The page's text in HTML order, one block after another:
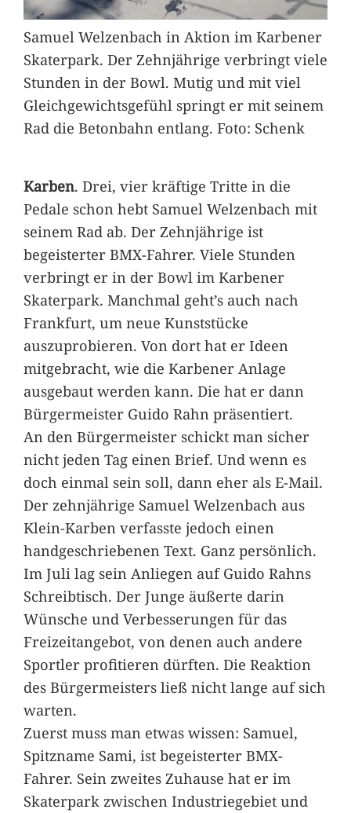
Samuel Welzenbach in Aktion im Karbener
Skaterpark. Der Zehnjährige verbringt viele
Stunden in der Bowl. Mutig und mit viel
Gleichgewichtsgefühl springt er mit seinem
Rad die Betonbahn entlang. Foto: Schenk
Karben. Drei, vier kräftige Tritte in die
Pedale schon hebt Samuel Welzenbach mit
seinem Rad ab. Der Zehnjährige ist
begeisterter BMX-Fahrer. Viele Stunden
verbringt er in der Bowl im Karbener
Skaterpark. Manchmal geht’s auch nach
Frankfurt, um neue Kunststücke
auszuprobieren. Von dort hat er Ideen
mitgebracht, wie die Karbener Anlage
ausgebaut werden kann. Die hat er dann
Bürgermeister Guido Rahn präsentiert.
An den Bürgermeister schickt man sicher
nicht jeden Tag einen Brief. Und wenn es
doch einmal sein soll, dann eher als E-Mail.
Der zehnjährige Samuel Welzenbach aus
Klein-Karben verfasste jedoch einen
handgeschriebenen Text. Ganz persönlich.
Im Juli lag sein Anliegen auf Guido Rahns
Schreibtisch. Der Junge äußerte darin
Wünsche und Verbesserungen für das
Freizeitangebot, von denen auch andere
Sportler profitieren dürften. Die Reaktion
des Bürgermeisters ließ nicht lange auf sich
warten.
Zuerst muss man etwas wissen: Samuel,
Spitzname Sami, ist begeisterter BMX-
Fahrer. Sein zweites Zuhause hat er im
Skaterpark zwischen Industriegebiet und